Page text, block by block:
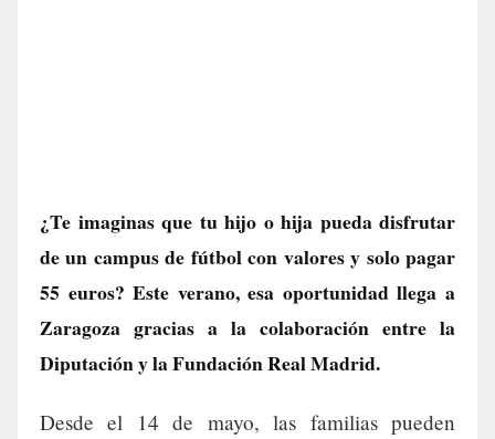
¿Te imaginas que tu hijo o hija pueda disfrutar
de un campus de fútbol con valores y solo pagar
55 euros? Este verano, esa oportunidad llega a
Zaragoza gracias a la colaboración entre la
Diputación y la Fundación Real Madrid.
Desde el 14 de mayo, las familias pueden